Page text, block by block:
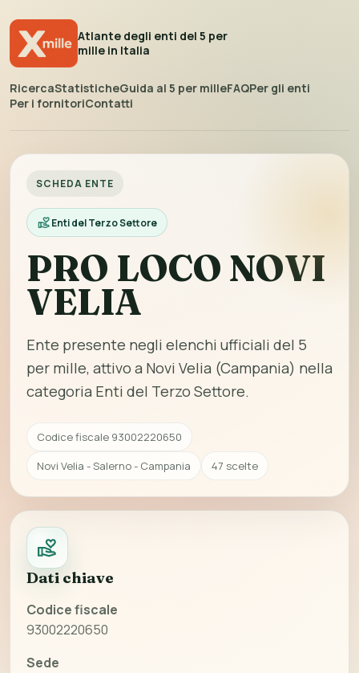
Atlante degli enti del 5 per
mille in Italia
RicercaStatisticheGuida al 5 per milleFAQPer gli enti
Per i fornitoriContatti
SCHEDA ENTE
Enti del Terzo Settore
PRO LOCO NOVI
VELIA
Ente presente negli elenchi ufficiali del 5
per mille, attivo a Novi Velia (Campania) nella
categoria Enti del Terzo Settore.
Codice fiscale 93002220650
Novi Velia - Salerno - Campania
47 scelte
Dati chiave
Codice fiscale
93002220650
Sede